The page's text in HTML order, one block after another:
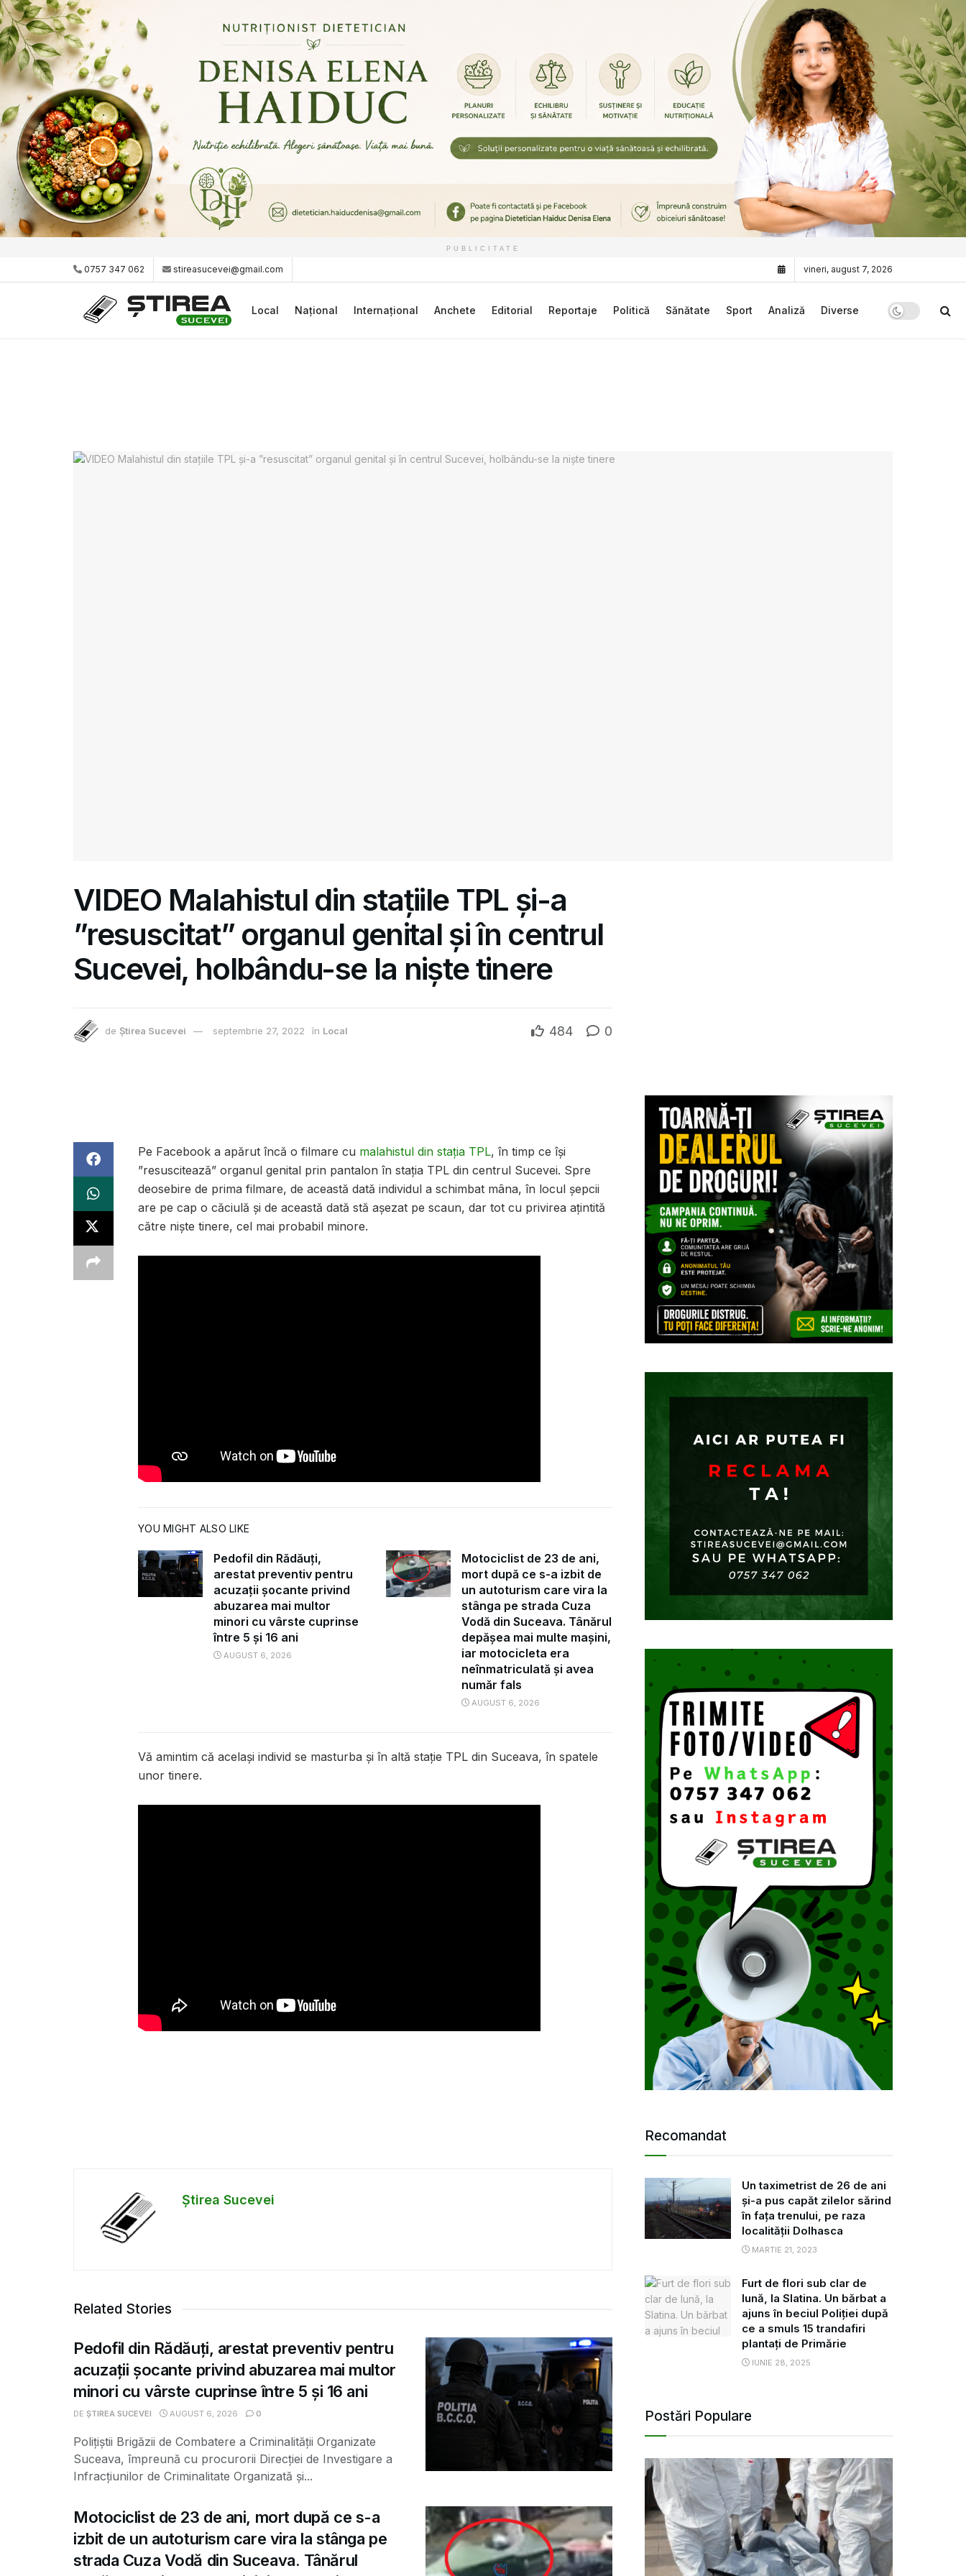
PUBLICITATE
0757 347 062 stireasucevei@gmail.com vineri, august 7, 2026
Local Național Internațional Anchete Editorial Reportaje Politică Sănătate Sport Analiză Diverse
VIDEO Malahistul din stațiile TPL și-a
”resuscitat” organul genital și în centrul
Sucevei, holbându-se la niște tinere
de Știrea Sucevei septembrie 27, 2022 în Local 484 0
Pe Facebook a apărut încă o filmare cu malahistul din stația TPL, în timp ce își
”resuscitează” organul genital prin pantalon în stația TPL din centrul Sucevei. Spre
deosebire de prima filmare, de această dată individul a schimbat mâna, în locul șepcii
are pe cap o căciulă și de această dată stă așezat pe scaun, dar tot cu privirea ațintită
către niște tinere, cel mai probabil minore.
YOU MIGHT ALSO LIKE
Pedofil din Rădăuți,
arestat preventiv pentru
acuzații șocante privind
abuzarea mai multor
minori cu vârste cuprinse
între 5 și 16 ani
AUGUST 6, 2026
Motociclist de 23 de ani,
mort după ce s-a izbit de
un autoturism care vira la
stânga pe strada Cuza
Vodă din Suceava. Tânărul
depășea mai multe mașini,
iar motocicleta era
neînmatriculată și avea
număr fals
AUGUST 6, 2026
Vă amintim că același individ se masturba și în altă stație TPL din Suceava, în spatele
unor tinere.
Știrea Sucevei
Related Stories
Pedofil din Rădăuți, arestat preventiv pentru
acuzații șocante privind abuzarea mai multor
minori cu vârste cuprinse între 5 și 16 ani
DE ȘTIREA SUCEVEI AUGUST 6, 2026 0
Polițiștii Brigăzii de Combatere a Criminalității Organizate
Suceava, împreună cu procurorii Direcției de Investigare a
Infracțiunilor de Criminalitate Organizată și...
Motociclist de 23 de ani, mort după ce s-a
izbit de un autoturism care vira la stânga pe
strada Cuza Vodă din Suceava. Tânărul
Recomandat
Un taximetrist de 26 de ani
și-a pus capăt zilelor sărind
în fața trenului, pe raza
localității Dolhasca
MARTIE 21, 2023
Furt de flori sub clar de
lună, la Slatina. Un bărbat a
ajuns în beciul Poliției după
ce a smuls 15 trandafiri
plantați de Primărie
IUNIE 28, 2025
Postări Populare